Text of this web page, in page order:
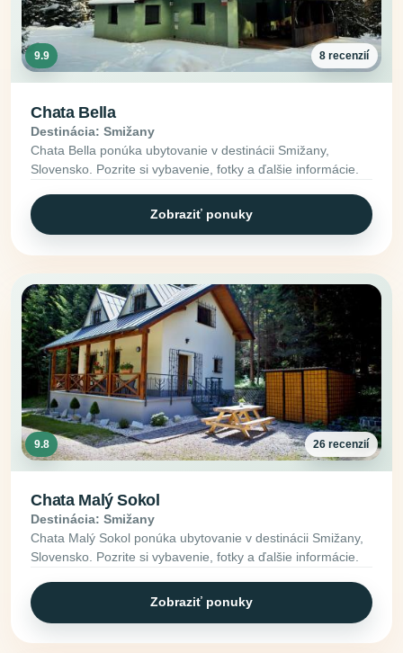
9.9 8 recenzií
Chata Bella
Destinácia: Smižany
Chata Bella ponúka ubytovanie v destinácii Smižany,
Slovensko. Pozrite si vybavenie, fotky a ďalšie informácie.
Zobraziť ponuky
9.8 26 recenzií
Chata Malý Sokol
Destinácia: Smižany
Chata Malý Sokol ponúka ubytovanie v destinácii Smižany,
Slovensko. Pozrite si vybavenie, fotky a ďalšie informácie.
Zobraziť ponuky